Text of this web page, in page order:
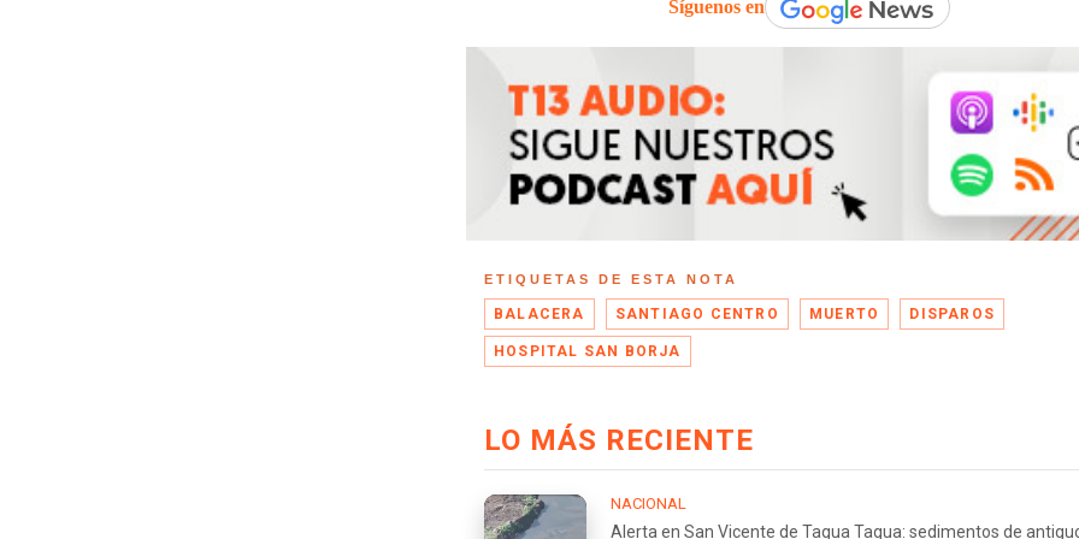
Síguenos en
ETIQUETAS DE ESTA NOTA
BALACERA SANTIAGO CENTRO MUERTO DISPAROS
HOSPITAL SAN BORJA
LO MÁS RECIENTE
NACIONAL
Alerta en San Vicente de Tagua Tagua: sedimentos de